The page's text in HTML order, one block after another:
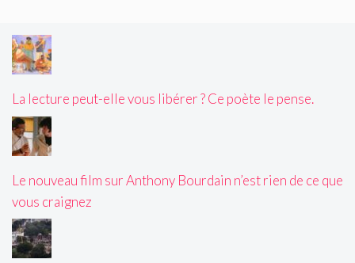
La lecture peut-elle vous libérer ? Ce poète le pense.
Le nouveau film sur Anthony Bourdain n’est rien de ce que
vous craignez